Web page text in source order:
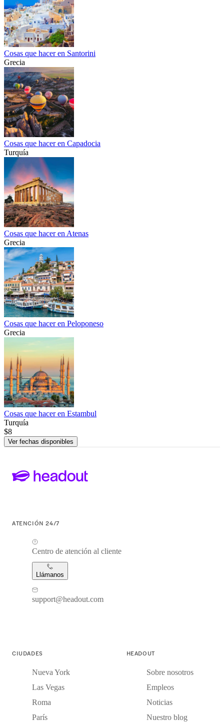
Cosas que hacer en Santorini
Grecia
Cosas que hacer en Capadocia
Turquía
Cosas que hacer en Atenas
Grecia
Cosas que hacer en Peloponeso
Grecia
Cosas que hacer en Estambul
Turquía
$8
Ver fechas disponibles
ATENCIÓN 24/7
Centro de atención al cliente
Llámanos
support@headout.com
CIUDADES
Nueva York
Las Vegas
Roma
París
HEADOUT
Sobre nosotros
Empleos
Noticias
Nuestro blog